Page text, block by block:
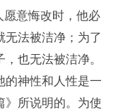
愿意悔改时，他必
无法被洁净；为了
也无法被洁净。
的神性和人性是一
》所说明的。为使